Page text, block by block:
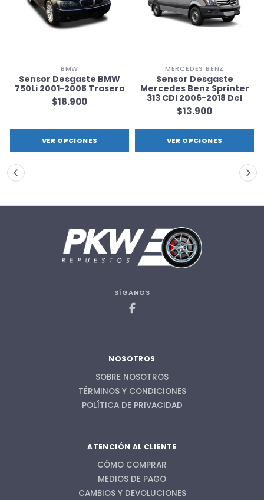
BMW
Sensor Desgaste BMW
750Li 2001-2008 Trasero
$18.900
VER OPCIONES
MERCEDES BENZ
Sensor Desgaste
Mercedes Benz Sprinter
313 CDI 2006-2018 Del
$13.900
VER OPCIONES
SÍGANOS
NOSOTROS
SOBRE NOSOTROS
TÉRMINOS Y CONDICIONES
POLÍTICA DE PRIVACIDAD
ATENCIÓN AL CLIENTE
CÓMO COMPRAR
MEDIOS DE PAGO
CAMBIOS Y DEVOLUCIONES